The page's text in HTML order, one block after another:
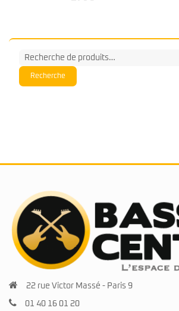
22 rue Victor Massé - Paris 9
01 40 16 01 20
Mardi au samedi / 11h-13h et 14h30-19h